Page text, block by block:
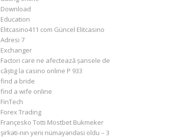
Download
Education
Elitcasino411 com Güncel Elitcasino
Adresi 7
Exchanger
Factori care ne afectează șansele de
câștig la casino online P 933
find a bride
find a wife online
FinTech
Forex Trading
Françesko Totti Mostbet Bukmeker
şirkəti-nın yeni nümayəndəsi oldu – 3